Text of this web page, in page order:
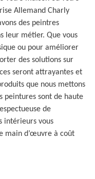
Allemand Charly
des peintres
leur métier. Que vous
ou pour améliorer
des solutions sur
seront attrayantes et
que nous mettons
peintures sont de haute
de
intérieurs vous
main d’œuvre à coût